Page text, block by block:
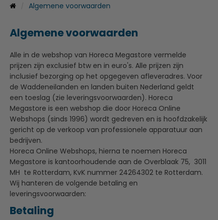
Algemene voorwaarden
Algemene voorwaarden
Alle in de webshop van Horeca Megastore vermelde
prijzen zijn exclusief btw en in euro's. Alle prijzen zijn
inclusief bezorging op het opgegeven afleveradres. Voor
de Waddeneilanden en landen buiten Nederland geldt
een toeslag (zie leveringsvoorwaarden). Horeca
Megastore is een webshop die door Horeca Online
Webshops (sinds 1996) wordt gedreven en is hoofdzakelijk
gericht op de verkoop van professionele apparatuur aan
bedrijven.
Horeca Online Webshops, hierna te noemen Horeca
Megastore is kantoorhoudende aan de Overblaak 75, 3011
MH te Rotterdam, KvK nummer 24264302 te Rotterdam.
Wij hanteren de volgende betaling en
leveringsvoorwaarden:
Betaling